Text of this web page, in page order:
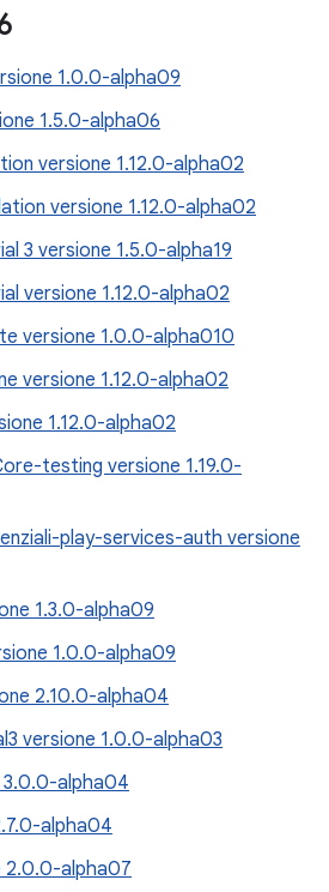
1.0.0-alpha09
1.5.0-alpha06
versione 1.12.0-alpha02
versione 1.12.0-alpha02
3 versione 1.5.0-alpha19
versione 1.12.0-alpha02
versione 1.0.0-alpha010
versione 1.12.0-alpha02
1.12.0-alpha02
testing versione 1.19.0-
play-services-auth versione
1.3.0-alpha09
1.0.0-alpha09
2.10.0-alpha04
versione 1.0.0-alpha03
3.0.0-alpha04
alpha04
2.0.0-alpha07